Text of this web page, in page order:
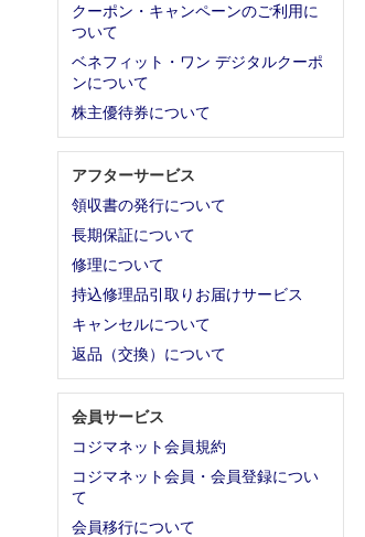
クーポン・キャンペーンのご利用に
ついて
ベネフィット・ワン デジタルクーポ
ンについて
株主優待券について
アフターサービス
領収書の発行について
長期保証について
修理について
持込修理品引取りお届けサービス
キャンセルについて
返品（交換）について
会員サービス
コジマネット会員規約
コジマネット会員・会員登録につい
て
会員移行について